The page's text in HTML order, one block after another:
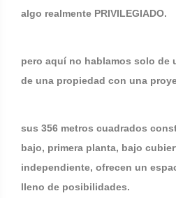
algo realmente PRIVILEGIADO.
pero aquí no hablamos solo
de una propiedad con una
sus 356 metros cuadrados
bajo, primera planta, bajo
independiente, ofrecen un
lleno de posibilidades.